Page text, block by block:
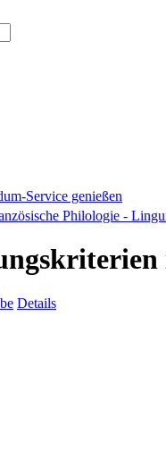
Service genießen
Philologie -
Details